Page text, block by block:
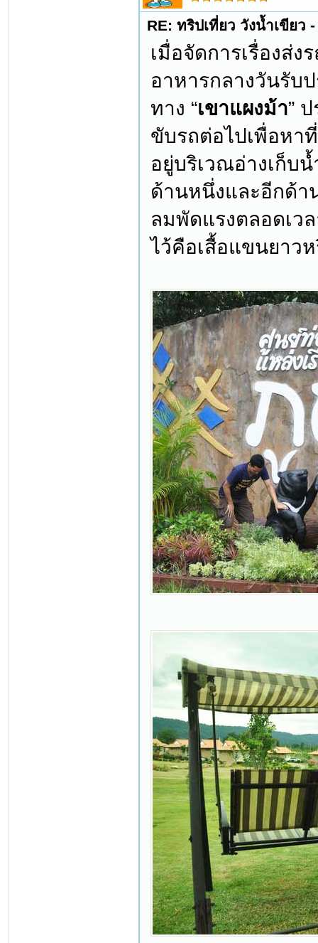
RE: ทริปเที่ยว วังน้ำเขียว
เมื่อจัดการเรื่องส่ง
อาหารกลางวันรับ
ทาง “เขาแผงม้า”
ขับรถต่อไปเพื่อหา
อยู่บริเวณอ่างเก็บ
ด้านหนึ่งและอีกด้า
ลมพัดแรงตลอดเว
ไว้คือเสื้อแขนยาว